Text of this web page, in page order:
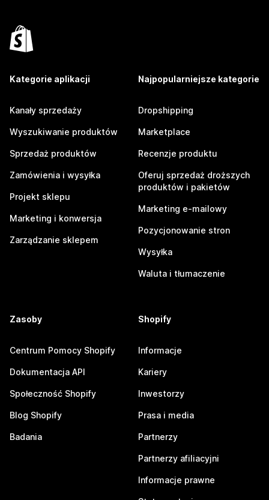
Kategorie aplikacji
Kanały sprzedaży
Wyszukiwanie produktów
Sprzedaż produktów
Zamówienia i wysyłka
Projekt sklepu
Marketing i konwersja
Zarządzanie sklepem
Najpopularniejsze kategorie
Dropshipping
Marketplace
Recenzje produktu
Oferuj sprzedaż droższych
produktów i pakietów
Marketing e-mailowy
Pozycjonowanie stron
Wysyłka
Waluta i tłumaczenie
Zasoby
Centrum Pomocy Shopify
Dokumentacja API
Społeczność Shopify
Blog Shopify
Badania
Shopify
Informacje
Kariery
Inwestorzy
Prasa i media
Partnerzy
Partnerzy afiliacyjni
Informacje prawne